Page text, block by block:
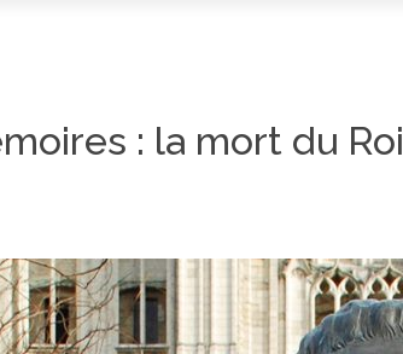
: la mort du Roi